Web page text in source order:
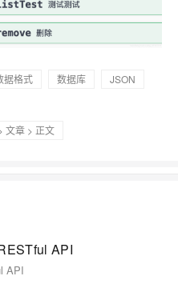
据格式 数据库
JSON
文章 > 正文
API
API